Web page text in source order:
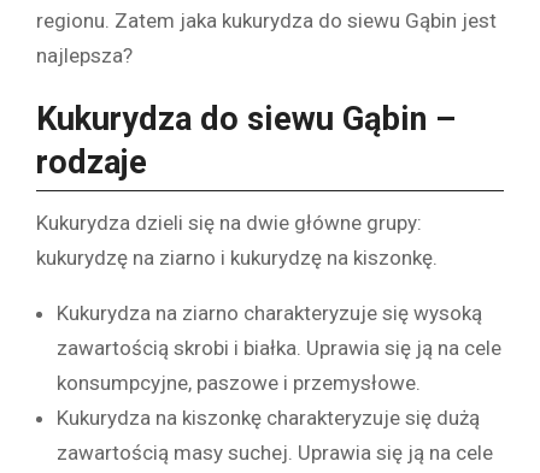
regionu. Zatem jaka kukurydza do siewu Gąbin jest
najlepsza?
Kukurydza do siewu Gąbin –
rodzaje
Kukurydza dzieli się na dwie główne grupy:
kukurydzę na ziarno i kukurydzę na kiszonkę.
Kukurydza na ziarno charakteryzuje się wysoką
zawartością skrobi i białka. Uprawia się ją na cele
konsumpcyjne, paszowe i przemysłowe.
Kukurydza na kiszonkę charakteryzuje się dużą
zawartością masy suchej. Uprawia się ją na cele